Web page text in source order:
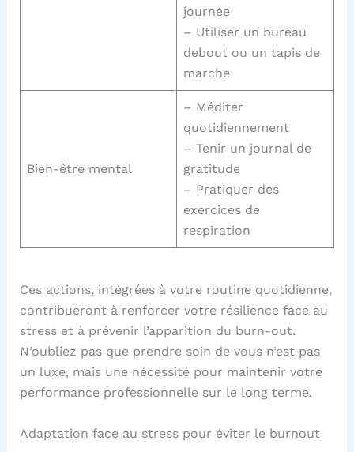
journée
– Utiliser un bureau
debout ou un tapis de
marche
Bien-être mental
– Méditer
quotidiennement
– Tenir un journal de
gratitude
– Pratiquer des
exercices de
respiration
Ces actions, intégrées à votre routine quotidienne,
contribueront à renforcer votre résilience face au
stress et à prévenir l’apparition du burn-out.
N’oubliez pas que prendre soin de vous n’est pas
un luxe, mais une nécessité pour maintenir votre
performance professionnelle sur le long terme.
Adaptation face au stress pour éviter le burnout